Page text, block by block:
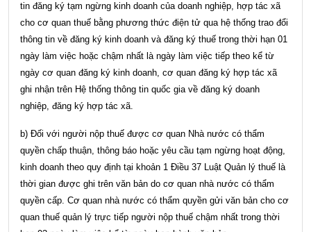
tin đăng ký tạm ngừng kinh doanh của doanh nghiệp, hợp tác xã
cho cơ quan thuế bằng phương thức điện tử qua hệ thống trao đổi
thông tin về đăng ký kinh doanh và đăng ký thuế trong thời hạn 01
ngày làm việc hoặc chậm nhất là ngày làm việc tiếp theo kể từ
ngày cơ quan đăng ký kinh doanh, cơ quan đăng ký hợp tác xã
ghi nhận trên Hệ thống thông tin quốc gia về đăng ký doanh
nghiệp, đăng ký hợp tác xã.
b) Đối với người nộp thuế được cơ quan Nhà nước có thẩm
quyền chấp thuận, thông báo hoặc yêu cầu tạm ngừng hoạt động,
kinh doanh theo quy định tại khoản 1 Điều 37 Luật Quản lý thuế là
thời gian được ghi trên văn bản do cơ quan nhà nước có thẩm
quyền cấp. Cơ quan nhà nước có thẩm quyền gửi văn bản cho cơ
quan thuế quản lý trực tiếp người nộp thuế chậm nhất trong thời